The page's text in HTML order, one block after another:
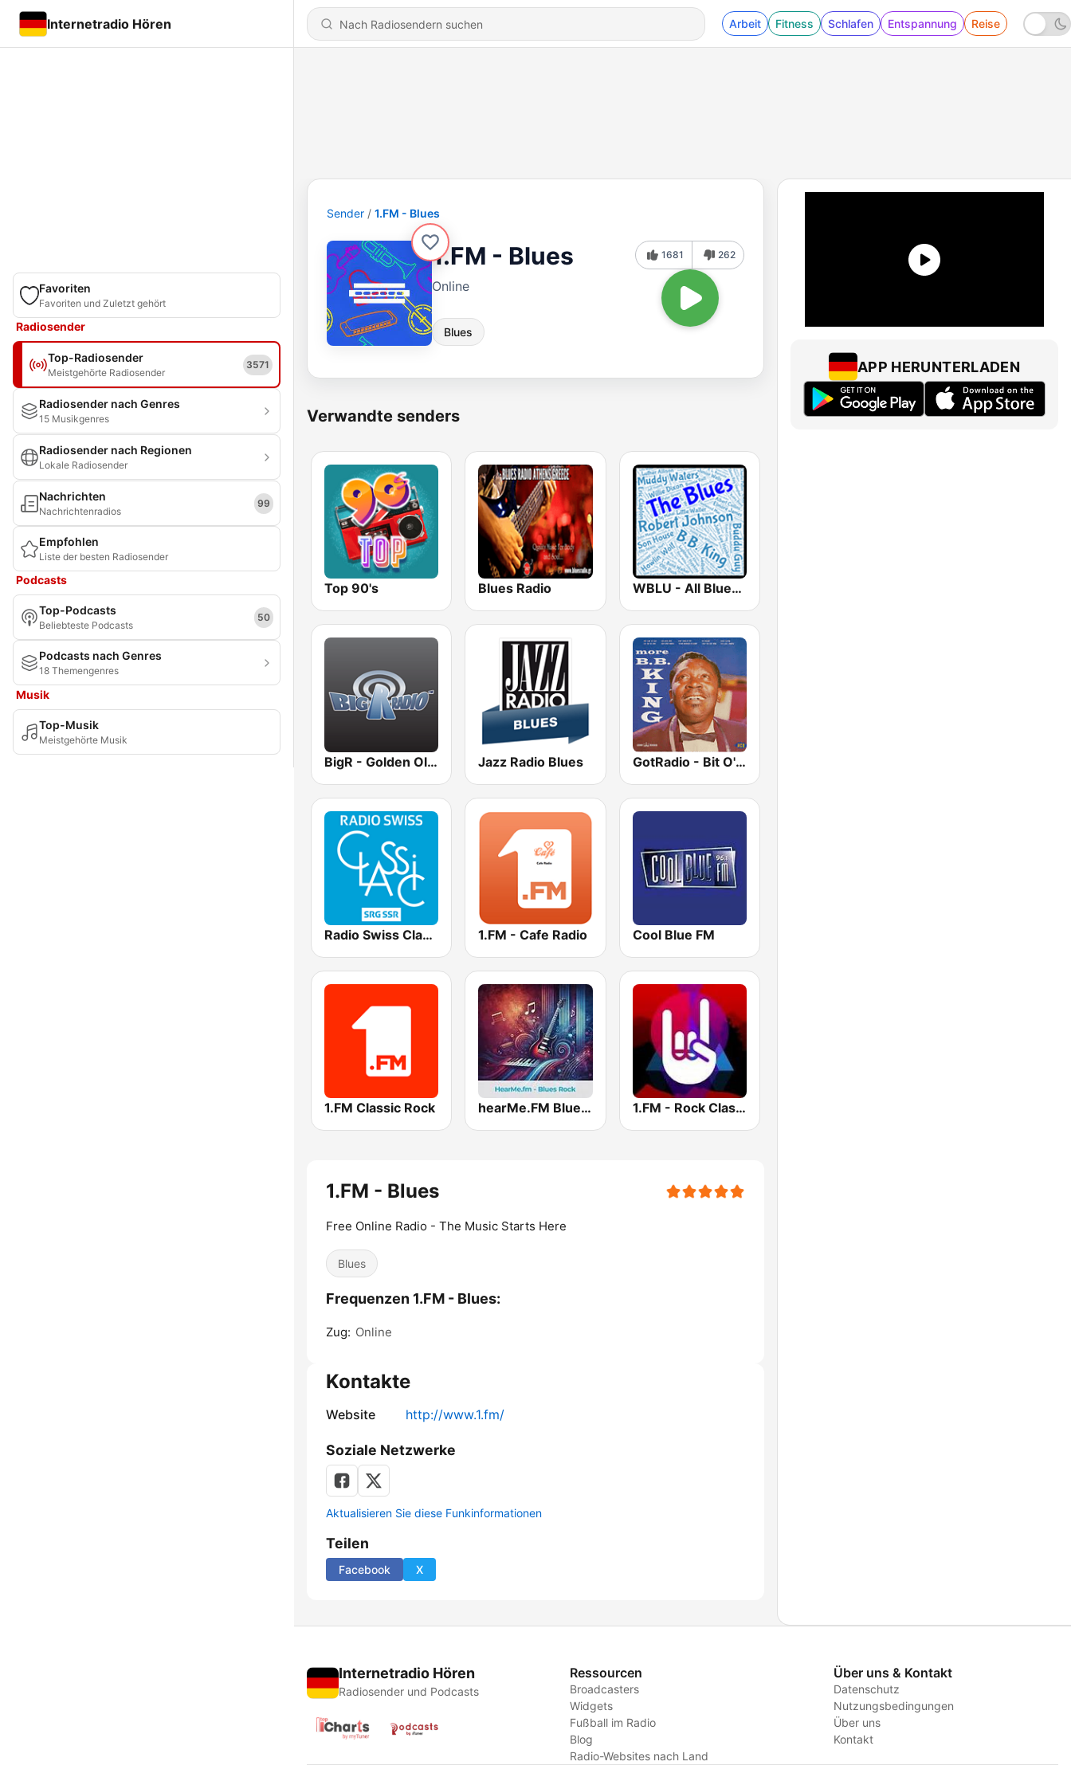
Internetradio Hören Arbeit Fitness Schlafen Entspannung Reise
Favoriten
Favoriten und Zuletzt gehört
Radiosender
Top-Radiosender
Meistgehörte Radiosender
3571
Radiosender nach Genres
15 Musikgenres
Radiosender nach Regionen
Lokale Radiosender
Nachrichten
Nachrichtenradios
99
Empfohlen
Liste der besten Radiosender
Podcasts
Top-Podcasts
Beliebteste Podcasts
50
Podcasts nach Genres
18 Themengenres
Musik
Top-Musik
Meistgehörte Musik
Sender 1.FM - Blues
1.FM - Blues
Online
Blues
1681 262
Verwandte senders
Top 90's Blues Radio WBLU - All Blues Radio
BigR - Golden Oldies Jazz Radio Blues GotRadio - Bit O' Blues
Radio Swiss Classic FR 1.FM - Cafe Radio Cool Blue FM
1.FM Classic Rock hearMe.FM Blues Rock 1.FM - Rock Classics
1.FM - Blues
Free Online Radio - The Music Starts Here
Blues
Frequenzen 1.FM - Blues:
Zug: Online
Kontakte
Website http://www.1.fm/
Soziale Netzwerke
Aktualisieren Sie diese Funkinformationen
Teilen
Facebook X
APP HERUNTERLADEN
Internetradio Hören
Radiosender und Podcasts
Ressourcen
Broadcasters
Widgets
Fußball im Radio
Blog
Radio-Websites nach Land
Über uns & Kontakt
Datenschutz
Nutzungsbedingungen
Über uns
Kontakt